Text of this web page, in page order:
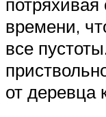
времени,
все
от деревца